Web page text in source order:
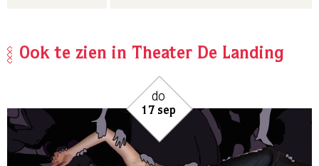
Ook te zien in Theater De Landing
do
17 sep